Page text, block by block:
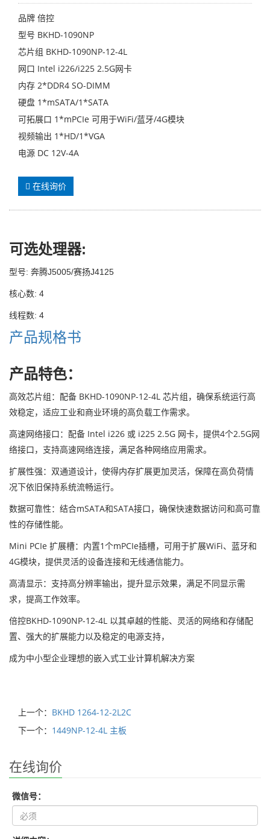
品牌 倍控
型号 BKHD-1090NP
芯片组 BKHD-1090NP-12-4L
网口 Intel i226/i225 2.5G网卡
内存 2*DDR4 SO-DIMM
硬盘 1*mSATA/1*SATA
可拓展口 1*mPCIe 可用于WiFi/蓝牙/4G模块
视频输出 1*HD/1*VGA
电源 DC 12V-4A
在线询价
可选处理器:
型号: 奔腾J5005/赛扬J4125
核心数: 4
线程数: 4
产品规格书
产品特色：
高效芯片组：配备 BKHD-1090NP-12-4L 芯片组，确保系统运行高
效稳定，适应工业和商业环境的高负载工作需求。
高速网络接口：配备 Intel i226 或 i225 2.5G 网卡，提供4个2.5G网
络接口，支持高速网络连接，满足各种网络应用需求。
扩展性强：双通道设计，使得内存扩展更加灵活，保障在高负荷情
况下依旧保持系统流畅运行。
数据可靠性：结合mSATA和SATA接口，确保快速数据访问和高可靠
性的存储性能。
Mini PCIe 扩展槽：内置1个mPCIe插槽，可用于扩展WiFi、蓝牙和
4G模块，提供灵活的设备连接和无线通信能力。
高清显示：支持高分辨率输出，提升显示效果，满足不同显示需
求，提高工作效率。
倍控BKHD-1090NP-12-4L 以其卓越的性能、灵活的网络和存储配
置、强大的扩展能力以及稳定的电源支持，
成为中小型企业理想的嵌入式工业计算机解决方案
上一个： BKHD 1264-12-2L2C
下一个： 1449NP-12-4L 主板
在线询价
微信号：